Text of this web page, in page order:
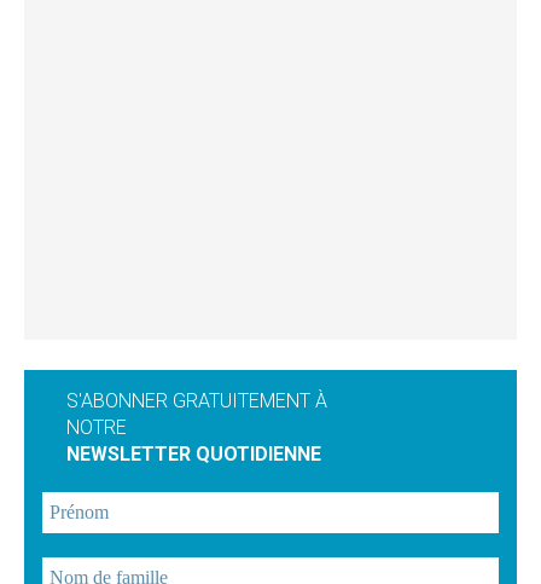
S'ABONNER GRATUITEMENT À
NOTRE
NEWSLETTER QUOTIDIENNE